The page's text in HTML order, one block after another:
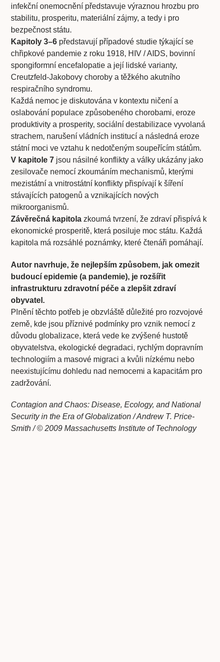
infekční onemocnění představuje výraznou hrozbu pro
stabilitu, prosperitu, materiální zájmy, a tedy i pro
bezpečnost státu.
Kapitoly 3–6 představují případové studie týkající se
chřipkové pandemie z roku 1918, HIV / AIDS, bovinní
spongiformní encefalopatie a její lidské varianty,
Creutzfeld-Jakobovy choroby a těžkého akutního
respiračního syndromu.
Každá nemoc je diskutována v kontextu ničení a
oslabování populace způsobeného chorobami, eroze
produktivity a prosperity, sociální destabilizace vyvolaná
strachem, narušení vládních institucí a následná eroze
státní moci ve vztahu k nedotčeným soupeřícím státům.
V kapitole 7 jsou násilné konflikty a války ukázány jako
zesilovače nemocí zkoumáním mechanismů, kterými
mezistátní a vnitrostátní konflikty přispívají k šíření
stávajících patogenů a vznikajících nových
mikroorganismů.
Závěrečná kapitola zkoumá tvrzení, že zdraví přispívá k
ekonomické prosperitě, která posiluje moc státu. Každá
kapitola má rozsáhlé poznámky, které čtenáři pomáhají.
Autor navrhuje, že nejlepším způsobem, jak omezit
budoucí epidemie (a pandemie), je rozšířit
infrastrukturu zdravotní péče a zlepšit zdraví
obyvatel.
Plnění těchto potřeb je obzvláště důležité pro rozvojové
země, kde jsou příznivé podmínky pro vznik nemocí z
důvodu globalizace, která vede ke zvýšené hustotě
obyvatelstva, ekologické degradaci, rychlým dopravním
technologiím a masové migraci a kvůli nízkému nebo
neexistujícímu dohledu nad nemocemi a kapacitám pro
zadržování.
Contagion and Chaos: Disease, Ecology, and National
Security in the Era of Globalization / Andrew T. Price-
Smith / © 2009 Massachusetts Institute of Technology